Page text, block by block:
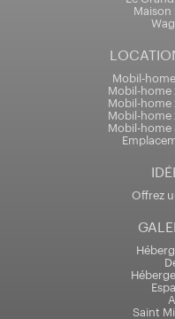
Maison
Mobil-
Mobil-home
Mobil-home
Mobil-home
Mobil-home
Offrez
Saint